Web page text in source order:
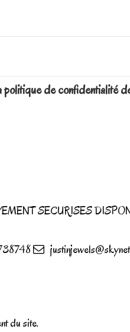
politique de
SECURISES
du site.